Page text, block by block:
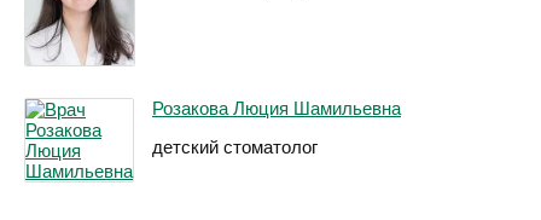
Розакова Люция Шамильевна
детский стоматолог